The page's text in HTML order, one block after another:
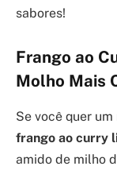
sabores!
Frango ao
Molho Mais
Se você quer
frango ao curry
amido de milho